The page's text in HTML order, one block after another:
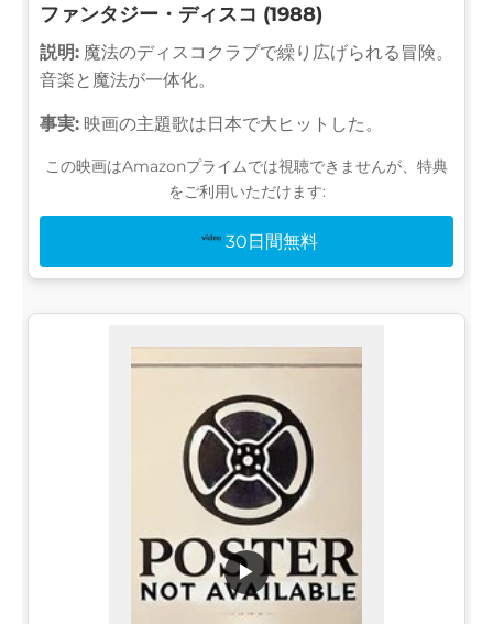
ファンタジー・ディスコ (1988)
説明: 魔法のディスコクラブで繰り広げられる冒険。
音楽と魔法が一体化。
事実: 映画の主題歌は日本で大ヒットした。
この映画はAmazonプライムでは視聴できませんが、特典
をご利用いただけます:
30日間無料
▶